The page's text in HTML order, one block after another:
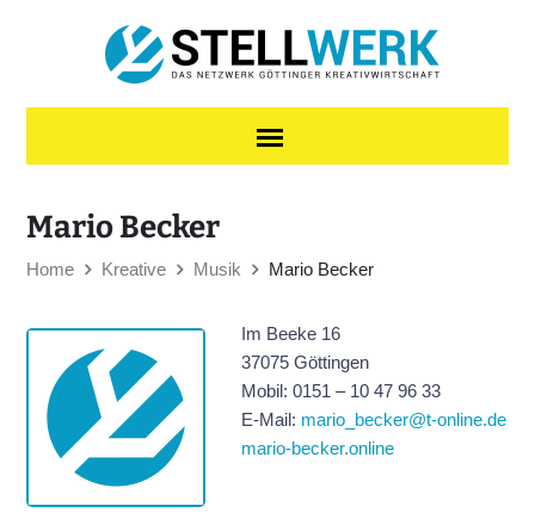
Mario Becker
Home Kreative Musik Mario Becker
Im Beeke 16
37075 Göttingen
Mobil: 0151 – 10 47 96 33
E-Mail: mario_becker@t-online.de
mario-becker.online